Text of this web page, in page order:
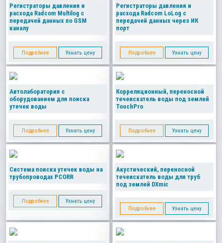
Регистраторы давления и
расхода Radcom Multilog с
передачей данных по GSM
каналу
Подробнее Узнать цену
Регистраторы давления и
расхода Radcom LoLog с
передачей данных через ИК
порт
Подробнее Узнать цену
Автолаборатория с
оборудованием для поиска
утечек воды
Подробнее Узнать цену
Корреляционный, переносной
течеискатель воды под землей
TouchPro
Подробнее Узнать цену
Система поиска утечек воды на
трубопроводах PCORR
Подробнее Узнать цену
Акустический, переносной
течеискатель воды для труб
под землей DXmic
Подробнее Узнать цену